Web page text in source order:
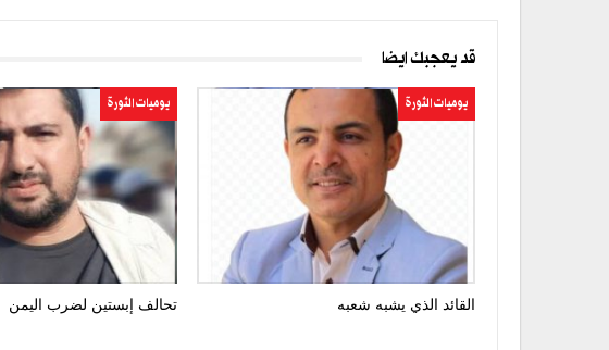
قد يعجبك ايضا
يوميات الثورة
القائد الذي يشبه شعبه
يوميات الثورة
تحالف إبستين لضرب اليمن